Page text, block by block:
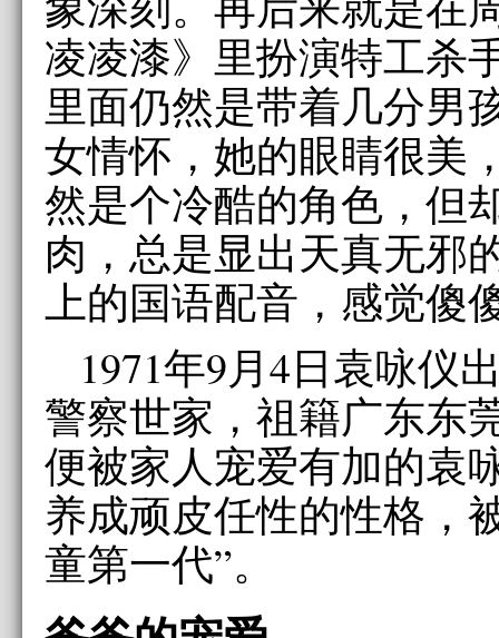
凌凌漆》里扮演特工杀
里面仍然是带着几分男
女情怀，她的眼睛很美
然是个冷酷的角色，但
肉，总是显出天真无邪
上的国语配音，感觉傻
1971年9月4日袁咏仪
警察世家，祖籍广东
便被家人宠爱有加的袁
养成顽皮任性的性格，
童第一代”。